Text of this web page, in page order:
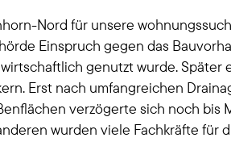
Nord für unsere
Einspruch gegen das
genutzt wurde.
Erst nach umfangreichen
verzögerte sich noch bis
wurden viele Fachkräfte für